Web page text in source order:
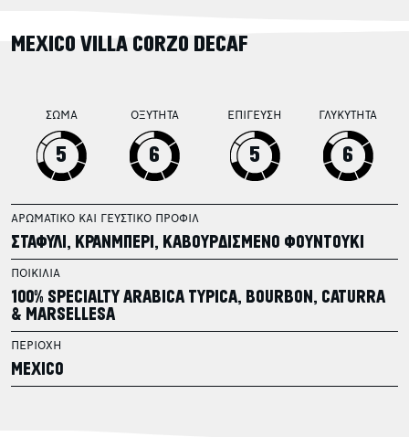
MEXICO VILLA CORZO DECAF
ΣΩΜΑ
5
ΟΞΥΤΗΤΑ
6
ΕΠΙΓΕΥΣΗ
5
ΓΛΥΚΥΤΗΤΑ
6
ΑΡΩΜΑΤΙΚΟ ΚΑΙ ΓΕΥΣΤΙΚΟ ΠΡΟΦΙΛ
ΣΤΑΦΥΛΙ, ΚΡΑΝΜΠΕΡΙ, ΚΑΒΟΥΡΔΙΣΜΕΝΟ ΦΟΥΝΤΟΥΚΙ
ΠΟΙΚΙΛΙΑ
100% SPECIALTY ARABICA TYPICA, BOURBON, CATURRA
& MARSELLESA
ΠΕΡΙΟΧΗ
MEXICO